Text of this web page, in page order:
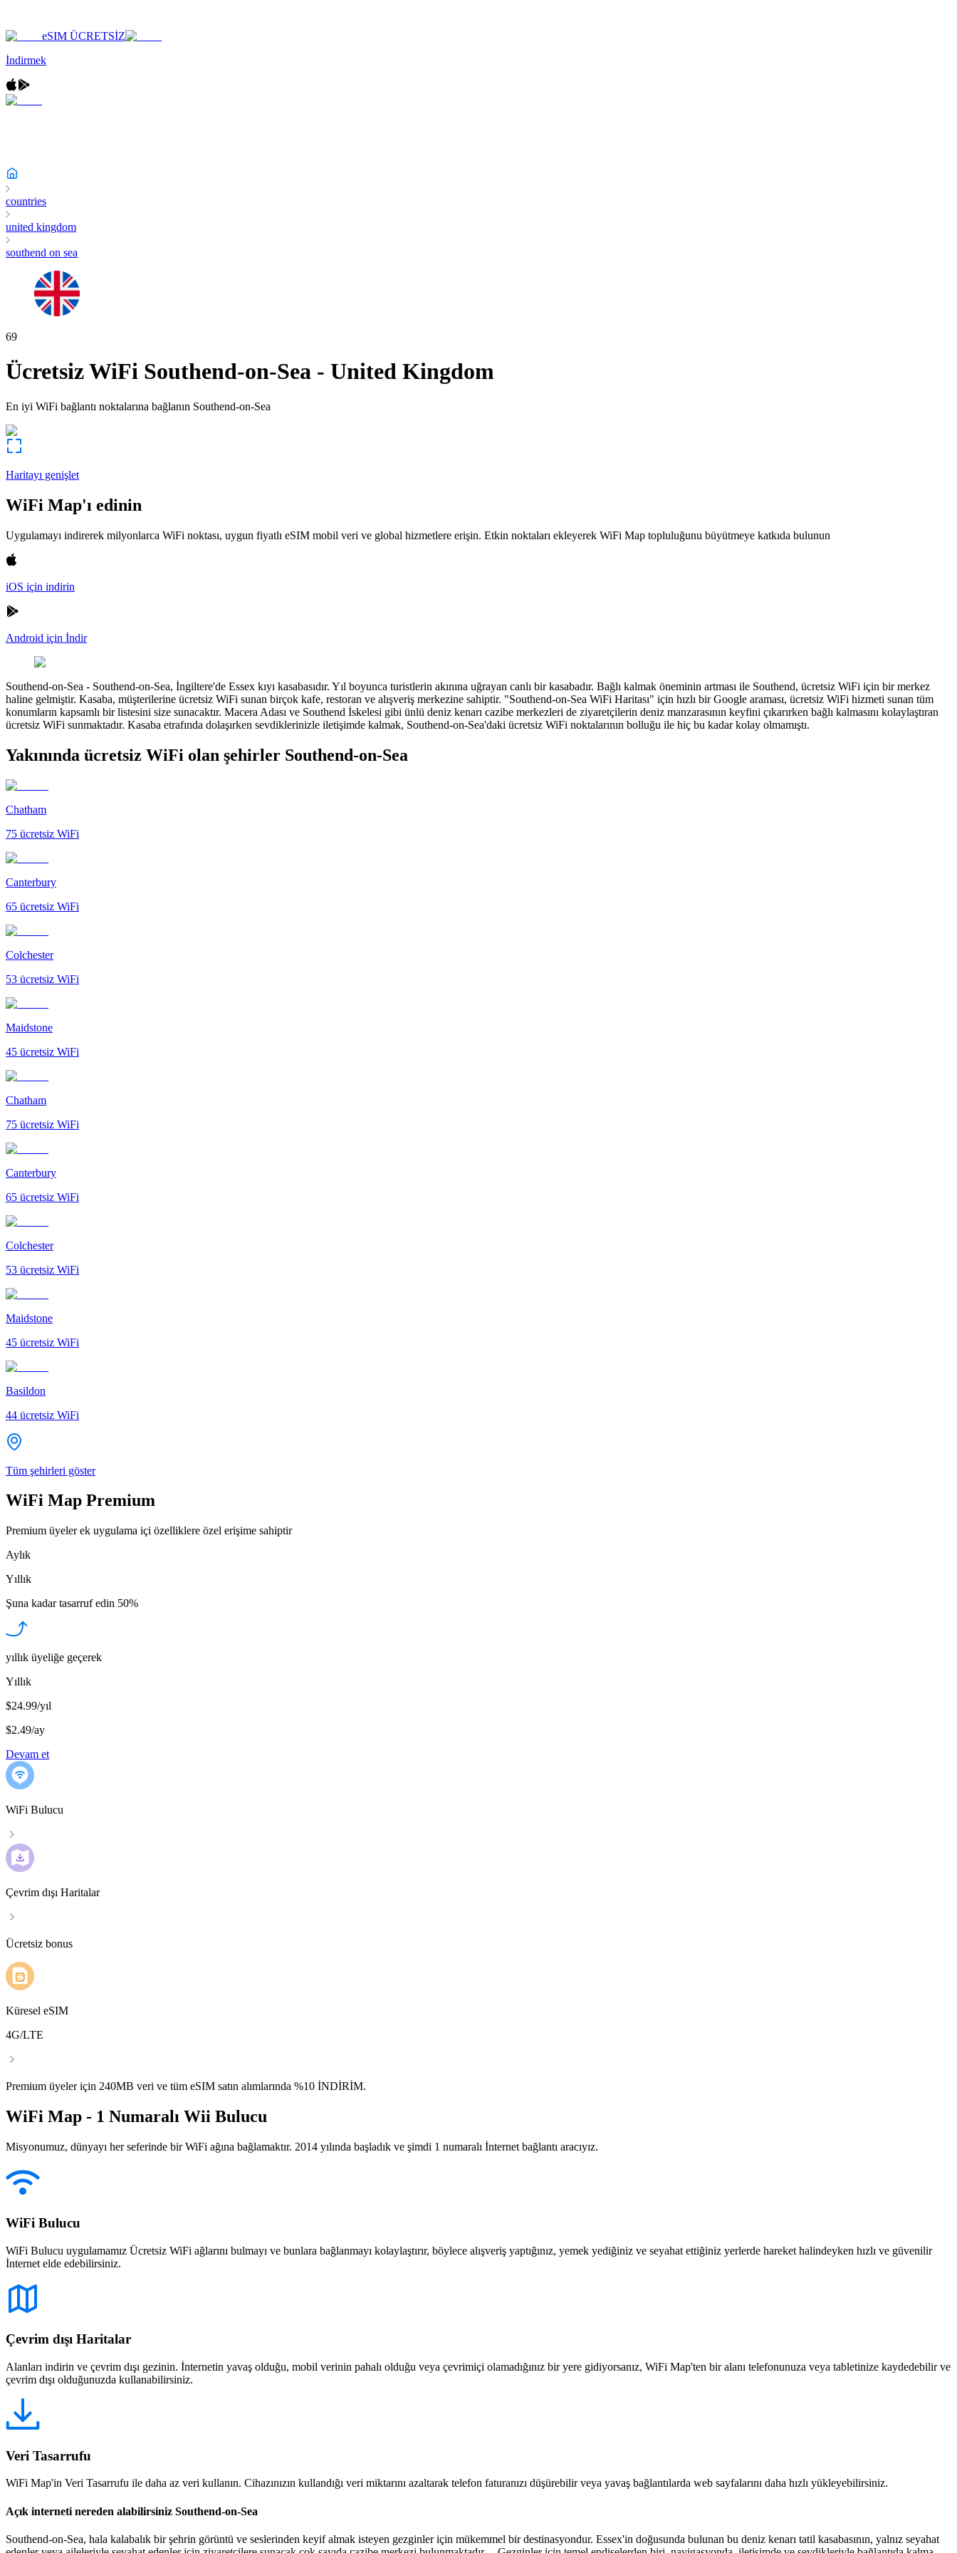
eSIM ÜCRETSİZ
İndirmek
countries
united kingdom
southend on sea
69
Ücretsiz WiFi Southend-on-Sea - United Kingdom
En iyi WiFi bağlantı noktalarına bağlanın Southend-on-Sea
Haritayı genişlet
WiFi Map'ı edinin
Uygulamayı indirerek milyonlarca WiFi noktası, uygun fiyatlı eSIM mobil veri ve global hizmetlere erişin. Etkin noktaları ekleyerek WiFi Map topluluğunu büyütmeye katkıda bulunun
iOS için indirin
Android için İndir
Southend-on-Sea - Southend-on-Sea, İngiltere'de Essex kıyı kasabasıdır. Yıl boyunca turistlerin akınına uğrayan canlı bir kasabadır. Bağlı kalmak öneminin artması ile Southend, ücretsiz WiFi için bir merkez
haline gelmiştir. Kasaba, müşterilerine ücretsiz WiFi sunan birçok kafe, restoran ve alışveriş merkezine sahiptir. "Southend-on-Sea WiFi Haritası" için hızlı bir Google araması, ücretsiz WiFi hizmeti sunan tüm
konumların kapsamlı bir listesini size sunacaktır. Macera Adası ve Southend İskelesi gibi ünlü deniz kenarı cazibe merkezleri de ziyaretçilerin deniz manzarasının keyfini çıkarırken bağlı kalmasını kolaylaştıran
ücretsiz WiFi sunmaktadır. Kasaba etrafında dolaşırken sevdiklerinizle iletişimde kalmak, Southend-on-Sea'daki ücretsiz WiFi noktalarının bolluğu ile hiç bu kadar kolay olmamıştı.
Yakınında ücretsiz WiFi olan şehirler Southend-on-Sea
Chatham
75 ücretsiz WiFi
Canterbury
65 ücretsiz WiFi
Colchester
53 ücretsiz WiFi
Maidstone
45 ücretsiz WiFi
Chatham
75 ücretsiz WiFi
Canterbury
65 ücretsiz WiFi
Colchester
53 ücretsiz WiFi
Maidstone
45 ücretsiz WiFi
Basildon
44 ücretsiz WiFi
Tüm şehirleri göster
WiFi Map Premium
Premium üyeler ek uygulama içi özelliklere özel erişime sahiptir
Aylık
Yıllık
Şuna kadar tasarruf edin 50%
yıllık üyeliğe geçerek
Yıllık
$24.99/yıl
$2.49/ay
Devam et
WiFi Bulucu
Çevrim dışı Haritalar
Ücretsiz bonus
Küresel eSIM
4G/LTE
Premium üyeler için 240MB veri ve tüm eSIM satın alımlarında %10 İNDİRİM.
WiFi Map - 1 Numaralı Wii Bulucu
Misyonumuz, dünyayı her seferinde bir WiFi ağına bağlamaktır. 2014 yılında başladık ve şimdi 1 numaralı İnternet bağlantı aracıyız.
WiFi Bulucu
WiFi Bulucu uygulamamız Ücretsiz WiFi ağlarını bulmayı ve bunlara bağlanmayı kolaylaştırır, böylece alışveriş yaptığınız, yemek yediğiniz ve seyahat ettiğiniz yerlerde hareket halindeyken hızlı ve güvenilir
İnternet elde edebilirsiniz.
Çevrim dışı Haritalar
Alanları indirin ve çevrim dışı gezinin. İnternetin yavaş olduğu, mobil verinin pahalı olduğu veya çevrimiçi olamadığınız bir yere gidiyorsanız, WiFi Map'ten bir alanı telefonunuza veya tabletinize kaydedebilir ve
çevrim dışı olduğunuzda kullanabilirsiniz.
Veri Tasarrufu
WiFi Map'in Veri Tasarrufu ile daha az veri kullanın. Cihazınızın kullandığı veri miktarını azaltarak telefon faturanızı düşürebilir veya yavaş bağlantılarda web sayfalarını daha hızlı yükleyebilirsiniz.
Açık interneti nereden alabilirsiniz Southend-on-Sea
Southend-on-Sea, hala kalabalık bir şehrin görüntü ve seslerinden keyif almak isteyen gezginler için mükemmel bir destinasyondur. Essex'in doğusunda bulunan bu deniz kenarı tatil kasabasının, yalnız seyahat